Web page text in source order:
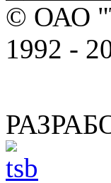
© ОАО
1992 -